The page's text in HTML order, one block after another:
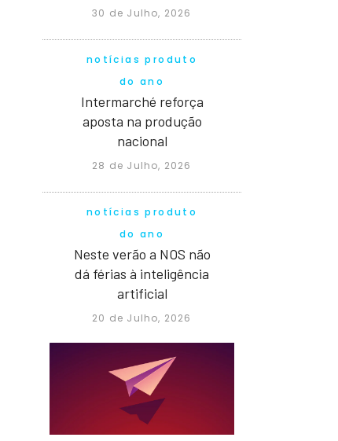
30 de Julho, 2026
notícias produto
do ano
Intermarché reforça
aposta na produção
nacional
28 de Julho, 2026
notícias produto
do ano
Neste verão a NOS não
dá férias à inteligência
artificial
20 de Julho, 2026